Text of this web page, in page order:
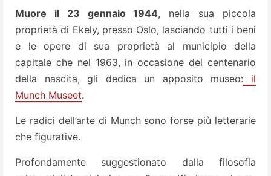
Muore il 23 gennaio 1944, nella sua piccola
proprietà di Ekely, presso Oslo, lasciando tutti i beni
e le opere di sua proprietà al municipio della
capitale che nel 1963, in occasione del centenario
della nascita, gli dedica un apposito museo: il
Munch Museet.
Le radici dell’arte di Munch sono forse più letterarie
che figurative.
Profondamente suggestionato dalla filosofia